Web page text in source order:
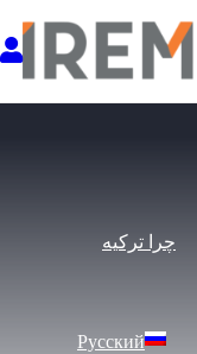
چرا ترکیه
Русский